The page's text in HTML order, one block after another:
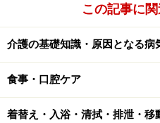
交代を要請しましょう。
ONE POINT
この記事に
介護の基礎知識・原因となる病
食事・口腔ケア
着替え・入浴・清拭・排泄・移